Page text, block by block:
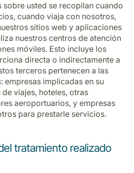
sobre usted se recopilan cuando
cuando viaja con nosotros,
sitios web y aplicaciones
nuestros centros de atención
móviles. Esto incluye los
directa o indirectamente a
terceros pertenecen a las
empresas implicadas en su
viajes, hoteles, otras
aeroportuarios, y empresas
para prestarle servicios.
tratamiento realizado